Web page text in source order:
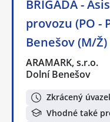
BRIGÁDA -
provozu (PO -
Benešov (M/Ž)
ARAMARK, s.r.o.
Dolní Benešov
Zkrácený
Vhodné také